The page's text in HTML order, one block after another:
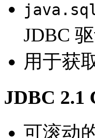
JDBC
用于获
JDBC 2.1
可滚动